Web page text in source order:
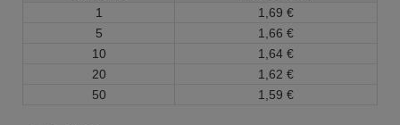
1
1, 69 €
5
1, 66 €
10
1, 64 €
20
1, 62 €
50
1, 59 €